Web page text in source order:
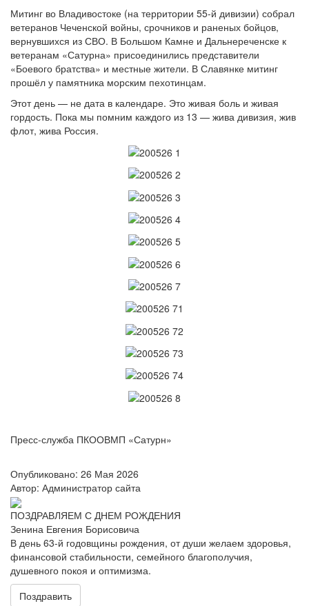
Митинг во Владивостоке (на территории 55-й дивизии) собрал
ветеранов Чеченской войны, срочников и раненых бойцов,
вернувшихся из СВО. В Большом Камне и Дальнереченске к
ветеранам «Сатурна» присоединились представители
«Боевого братства» и местные жители. В Славянке митинг
прошёл у памятника морским пехотинцам.
Этот день — не дата в календаре. Это живая боль и живая
гордость. Пока мы помним каждого из 13 — жива дивизия, жив
флот, жива Россия.
Пресс-служба ПКООВМП «Сатурн»
Опубликовано: 26 Мая 2026
Автор: Администратор сайта
ПОЗДРАВЛЯЕМ С ДНЕМ РОЖДЕНИЯ
Зенина Евгения Борисовича
В день 63-й годовщины рождения, от души желаем здоровья,
финансовой стабильности, семейного благополучия,
душевного покоя и оптимизма.
Поздравить